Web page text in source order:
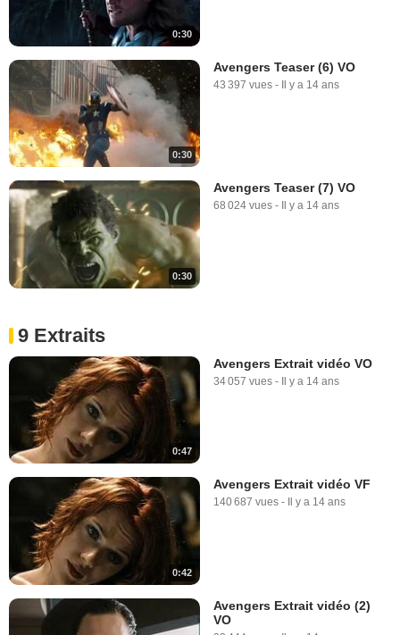
0:30
0:30
Avengers Teaser (6) VO
43 397 vues - Il y a 14 ans
0:30
Avengers Teaser (7) VO
68 024 vues - Il y a 14 ans
9 Extraits
0:47
Avengers Extrait vidéo VO
34 057 vues - Il y a 14 ans
0:42
Avengers Extrait vidéo VF
140 687 vues - Il y a 14 ans
Avengers Extrait vidéo (2)
VO